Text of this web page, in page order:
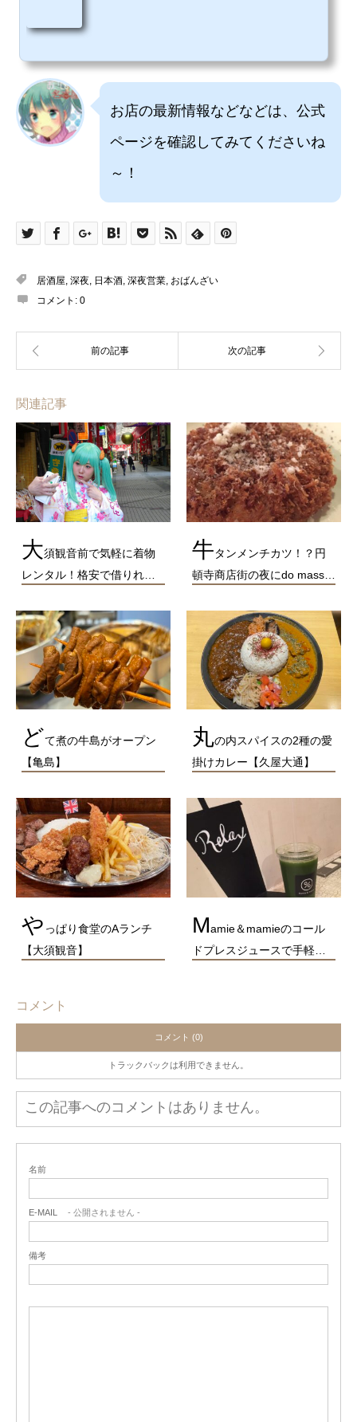
お店の最新情報などなどは、公式
ページを確認してみてくださいね
～！
居酒屋 深夜 日本酒 深夜営業 おばんざい
コメント: 0
関連記事
大須観音前で気軽に着物
レンタル！格安で借りれ…
牛タンメンチカツ！？円
頓寺商店街の夜にdo mass…
どて煮の牛島がオープン
【亀島】
丸の内スパイスの2種の愛
掛けカレー【久屋大通】
や っぱり食堂のAランチ
【大須観音】
Mamie＆mamieのコール
ドプレスジュースで手軽…
コメント
コメント (0)
トラックバックは利用できません。
この記事へのコメントはありません。
名前
E-MAIL - 公開されません -
備考